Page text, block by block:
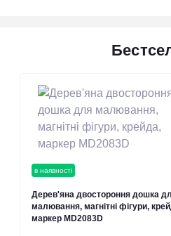
в наявності
Дерев'яна двостороння дошка
малювання, магнітні фігури,
маркер MD2083D